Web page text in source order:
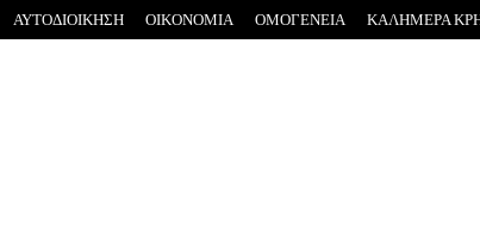
ΑΥΤΟΔΙΟΙΚΗΣΗ OIKONOMIA ΟΜΟΓΕΝΕΙΑ ΚΑΛΗΜΕΡΑ